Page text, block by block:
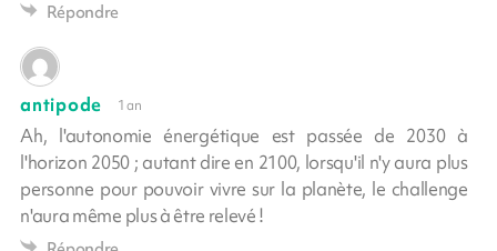
Répondre
antipode 1 an
Ah, l'autonomie énergétique est passée de 2030 à
l'horizon 2050 ; autant dire en 2100, lorsqu'il n'y aura plus
personne pour pouvoir vivre sur la planète, le challenge
n'aura même plus à être relevé !